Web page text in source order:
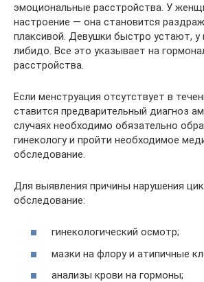
эмоциональные расстройства. У
настроение — она становится
плаксивой. Девушки быстро устают, у
либидо. Все это указывает на
расстройства.
Если менструация отсутствует в
ставится предварительный диагноз
случаях необходимо обязательно
гинекологу и пройти необходимое
обследование.
Для выявления причины нарушения
обследование:
гинекологический осмотр;
мазки на флору и атипичные
анализы крови на гормоны;